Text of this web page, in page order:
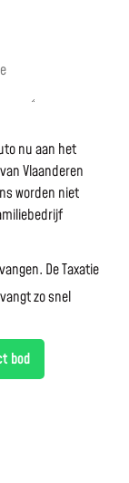
nu aan het
Vlaanderen
worden niet
De Taxatie
zo snel
bod